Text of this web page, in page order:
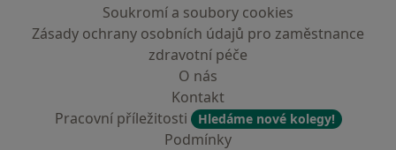
Soukromí a soubory cookies
Zásady ochrany osobních údajů pro zaměstnance
zdravotní péče
O nás
Kontakt
Pracovní příležitosti
Hledáme nové kolegy!
Podmínky